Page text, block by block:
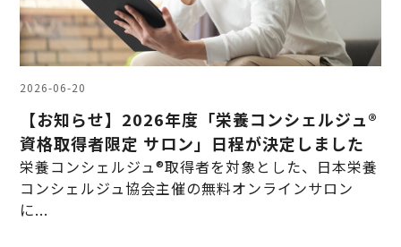
2026-06-20
【お知らせ】2026年度「栄養コンシェルジュ®
資格取得者限定 サロン」日程が決定しました
栄養コンシェルジュ®取得者を対象とした、日本栄養
コンシェルジュ協会主催の無料オンラインサロン
に...